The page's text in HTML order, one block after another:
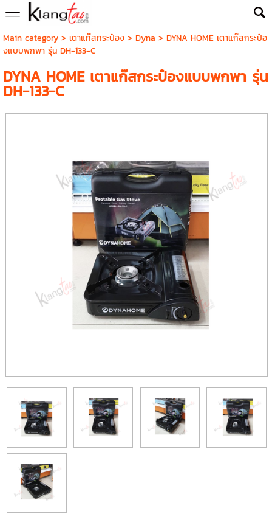
Main category> เตาแก๊สกระป๋อง> Dyna > DYNA HOME เตาแก๊สกระป๋อ
งแบบพกพา รุ่น DH-133-C
DYNA HOME เตาแก๊สกระป๋องแบบพกพา รุ่น
DH-133-C